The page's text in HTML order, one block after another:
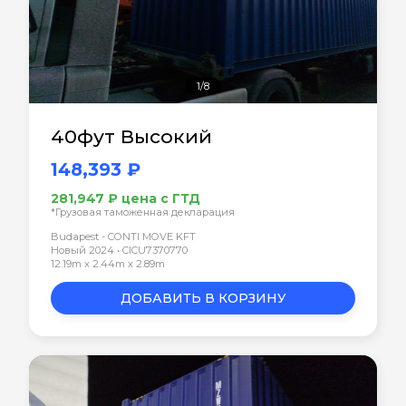
1/8
40фут Высокий
148,393 ₽
281,947 ₽ цена с ГТД
*Грузовая таможенная декларация
Budapest - CONTI MOVE KFT
Новый 2024 • CICU7370770
12.19m x 2.44m x 2.89m
ДОБАВИТЬ В КОРЗИНУ